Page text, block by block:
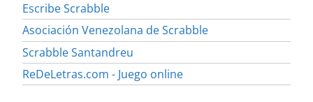
Escribe Scrabble
Asociación Venezolana de Scrabble
Scrabble Santandreu
ReDeLetras.com - Juego online